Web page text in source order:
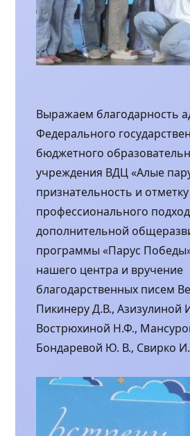
Выражаем благодарность
Федерального
бюджетного
учреждения ВДЦ «Алые
признательность и
профессионального
дополнительной
программы «Парус
нашего центра и вручение
благодарственных писем
Пикинеру Д.В., Азизулиной
Вострюхиной Н.Ф.,
Бондаревой Ю. В., Свирко